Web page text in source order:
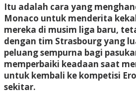
Itu adalah cara yang
Monaco untuk menderita
mereka di musim liga baru,
dengan tim Strasbourg yang
peluang sempurna bagi
memperbaiki keadaan saat
untuk kembali ke kompetisi
sekitar.